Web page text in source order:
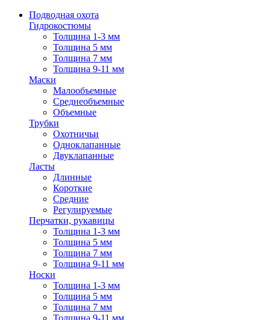
Подводная охота
Гидрокостюмы
Толщина 1-3 мм
Толщина 5 мм
Толщина 7 мм
Толщина 9-11 мм
Маски
Малообъемные
Среднеобъемные
Объемные
Трубки
Охотничьи
Одноклапанные
Двуклапанные
Ласты
Длинные
Короткие
Средние
Регулируемые
Перчатки, рукавицы
Толщина 1-3 мм
Толщина 5 мм
Толщина 7 мм
Толщина 9-11 мм
Носки
Толщина 1-3 мм
Толщина 5 мм
Толщина 7 мм
Толщина 9-11 мм